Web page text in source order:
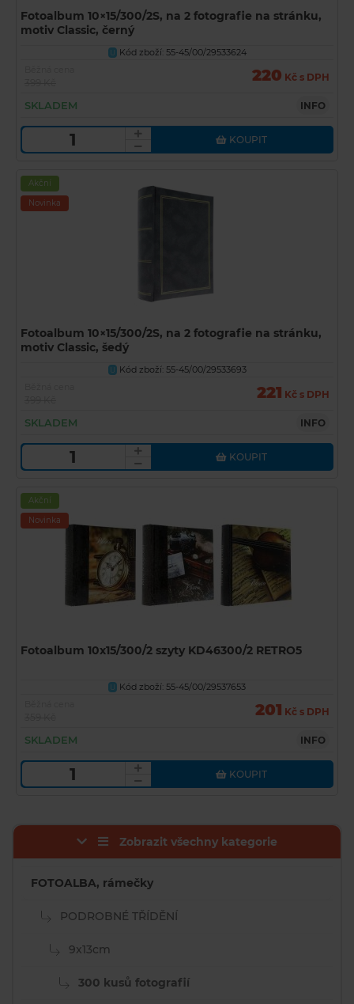
Fotoalbum 10×15/300/2S, na 2 fotografie na stránku,
motiv Classic, černý
U Kód zboží: 55-45/00/29533624
220 Kč s DPH
SKLADEM INFO
KOUPIT
Akční
Novinka
Fotoalbum 10×15/300/2S, na 2 fotografie na stránku,
motiv Classic, šedý
U Kód zboží: 55-45/00/29533693
221 Kč s DPH
SKLADEM INFO
KOUPIT
Akční
Novinka
Fotoalbum 10x15/300/2 szyty KD46300/2 RETRO5
U
Kód zboží: 55-45/00/29537653
201 Kč s DPH
SKLADEM INFO
KOUPIT
Zobrazit všechny kategorie
FOTOALBA, rámečky
PODROBNÉ TŘÍDĚNÍ
9x13cm
300 kusů fotografií